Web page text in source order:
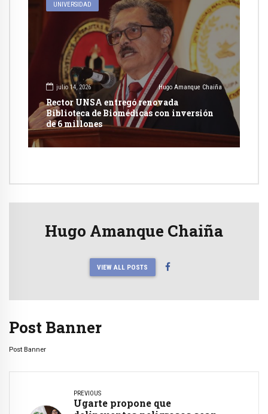
UNIVERSIDAD
julio 14, 2026 Hugo Amanque Chaiña
Rector UNSA entregó renovada
Biblioteca de Biomédicas con inversión
de 6 millones
Hugo Amanque Chaiña
VIEW ALL POSTS
Post Banner
Post Banner
PREVIOUS
Ugarte propone que